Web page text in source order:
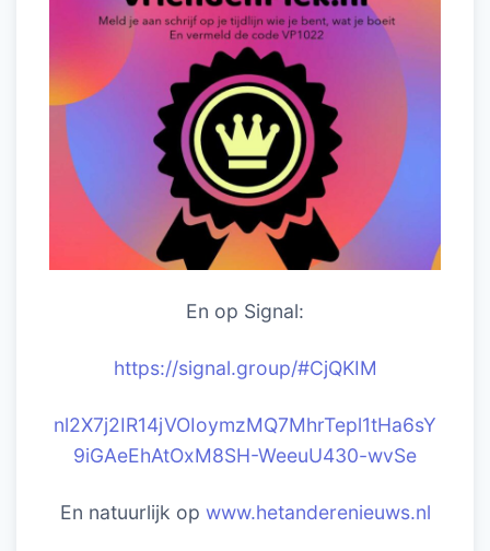
En op Signal:
https://signal.group/#CjQKIM
nl2X7j2IR14jVOIoymzMQ7MhrTepl1tHa6sY
9iGAeEhAtOxM8SH-WeeuU430-wvSe
En natuurlijk op www.hetanderenieuws.nl